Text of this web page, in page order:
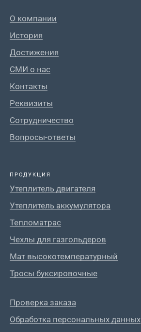
О компании
История
Достижения
СМИ о нас
Контакты
Реквизиты
Сотрудничество
Вопросы-ответы
ПРОДУКЦИЯ
Утеплитель двигателя
Утеплитель аккумулятора
Тепломатрас
Чехлы для газгольдеров
Мат высокотемпературный
Тросы буксировочные
Проверка заказа
Обработка персональных данных